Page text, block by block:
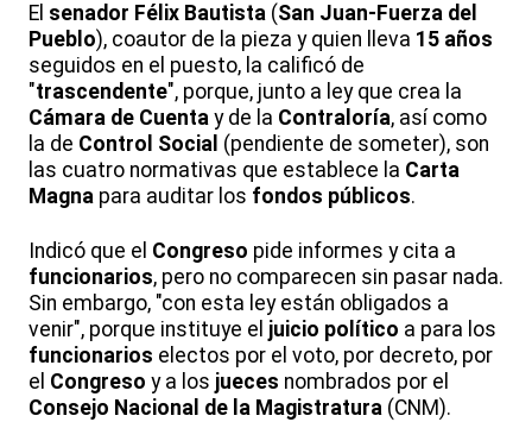
El senador Félix Bautista (San Juan-Fuerza del
Pueblo), coautor de la pieza y quien lleva 15 años
seguidos en el puesto, la calificó de
"trascendente", porque, junto a ley que crea la
Cámara de Cuenta y de la Contraloría, así como
la de Control Social (pendiente de someter), son
las cuatro normativas que establece la Carta
Magna para auditar los fondos públicos.
Indicó que el Congreso pide informes y cita a
funcionarios, pero no comparecen sin pasar nada.
Sin embargo, "con esta ley están obligados a
venir", porque instituye el juicio político a para los
funcionarios electos por el voto, por decreto, por
el Congreso y a los jueces nombrados por el
Consejo Nacional de la Magistratura (CNM).